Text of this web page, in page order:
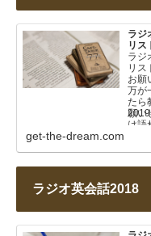
ラ
リス
ラ
リス
お願
万が
たら
願い
は語
get-the-dream.com
ラジオ英会話2018